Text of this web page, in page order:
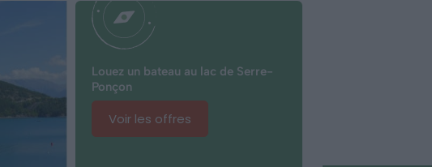
Louez un bateau au lac de Serre-
Ponçon
Voir les offres